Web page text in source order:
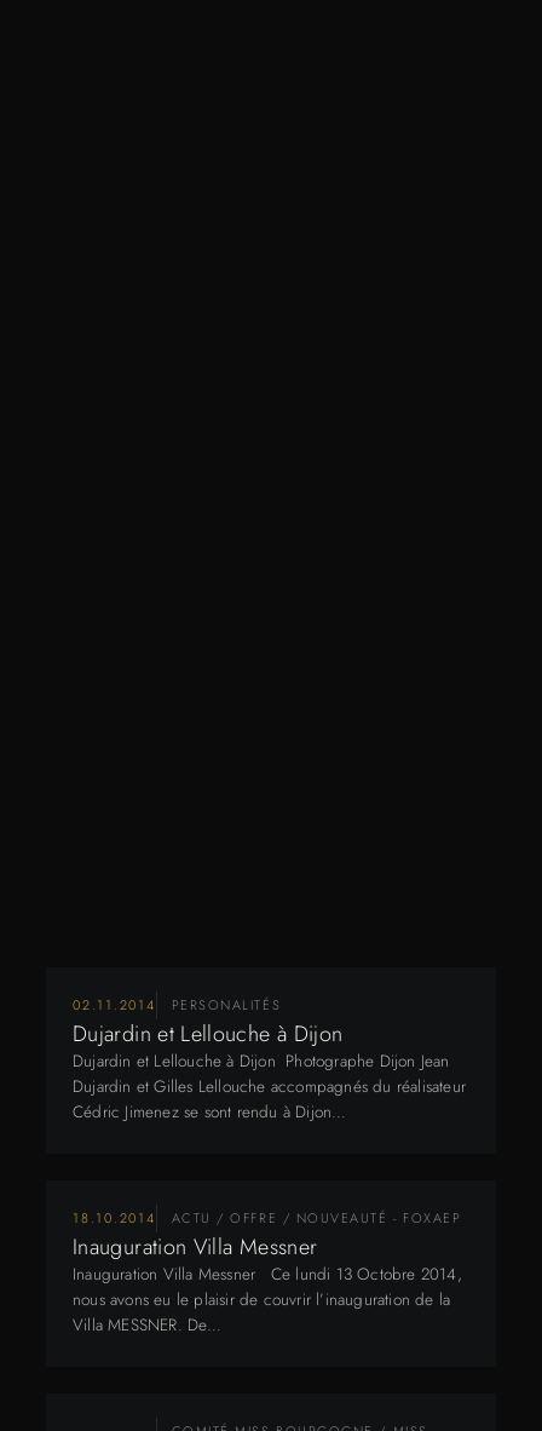
02.11.2014 PERSONALITÉS
Dujardin et Lellouche à Dijon
Dujardin et Lellouche à Dijon Photographe Dijon Jean
Dujardin et Gilles Lellouche accompagnés du réalisateur
Cédric Jimenez se sont rendu à Dijon…
18.10.2014 ACTU / OFFRE / NOUVEAUTÉ - FOXAEP
Inauguration Villa Messner
Inauguration Villa Messner Ce lundi 13 Octobre 2014,
nous avons eu le plaisir de couvrir l’inauguration de la
Villa MESSNER. De…